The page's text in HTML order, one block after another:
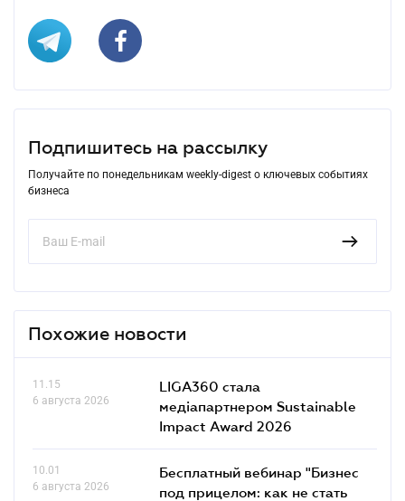
Подпишитесь на рассылку
Получайте по понедельникам weekly-digest о ключевых событиях
бизнеса
Похожие новости
11.15
6 августа 2026
LIGA360 стала
медіапартнером Sustainable
Impact Award 2026
10.01
6 августа 2026
Бесплатный вебинар "Бизнес
под прицелом: как не стать